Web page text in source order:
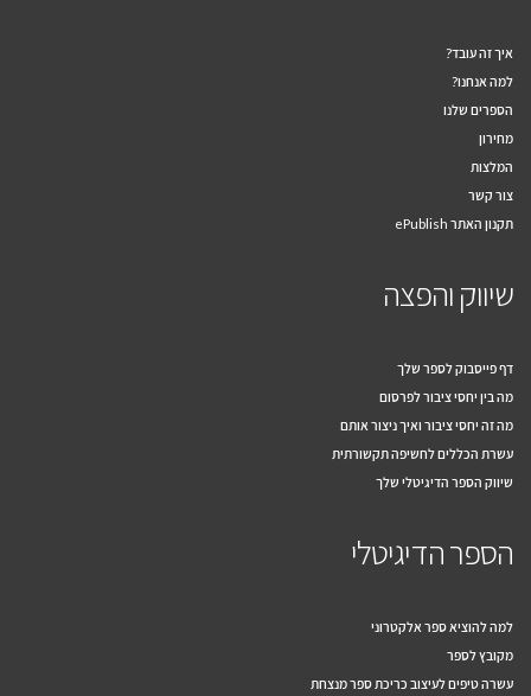
איך זה עובד?
למה אנחנו?
הספרים שלנו
מחירון
המלצות
צור קשר
תקנון האתר ePublish
שיווק והפצה
דף פייסבוק לספר שלך
מה בין יחסי ציבור לפרסום
מה זה יחסי ציבור ואיך ניצור אותם
עשרת הכללים לחשיפה תקשורתית
שיווק הספר הדיגיטלי שלך
הספר הדיגיטלי
למה להוציא ספר אלקטרוני
מקובץ לספר
עשרה טיפים לעיצוב כריכת ספר מנצחת